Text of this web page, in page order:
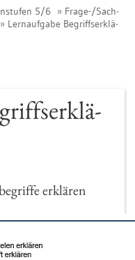
5/6
Frage-/Sach­
Lern­auf­ga­be Be­griffs­er­klä­
er­klä­ren